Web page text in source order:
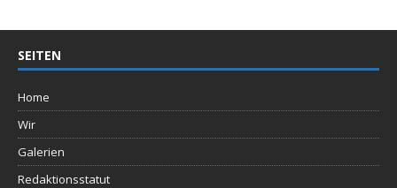
SEITEN
Home
Wir
Galerien
Redaktionsstatut